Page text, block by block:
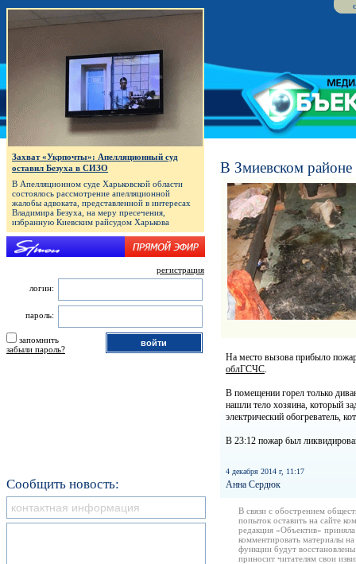
В Змиевском
На место вызова прибыло
облГСЧС.
В помещении горел только
нашли тело хозяина, который
электрический обогреватель,
В 23:12 пожар был
4 декабря 2014 г, 11:17
Анна Сердюк
В связи с обострением
попыток оставить на сайте
редакция «Объектив»
комментировать материалы
функции будут
приносит читателям свои
Захват «Укрпочты»: Апелляционный суд
оставил Безуха в СИЗО
В Апелляционном суде Харьковской области
состоялось рассмотрение апелляционной
жалобы адвоката, представленной в интересах
Владимира Безуха, на меру пресечения,
избранную Киевским райсудом Харькова
регистрация
логин:
пароль:
запомнить
забыли пароль?
Сообщить новость: